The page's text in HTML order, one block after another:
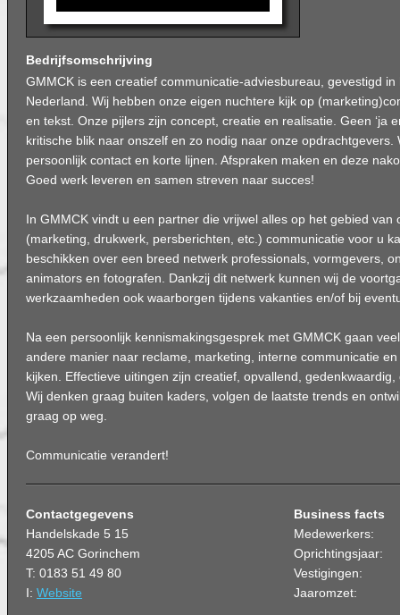
Bedrijfsomschrijving
GMMCK is een creatief communicatie-adviesbureau, gevestigd
Nederland. Wij hebben onze eigen nuchtere kijk op
en tekst. Onze pijlers zijn concept, creatie en realisatie. Geen ‘ja
kritische blik naar onszelf en zo nodig naar onze opdrachtgevers.
persoonlijk contact en korte lijnen. Afspraken maken en deze
Goed werk leveren en samen streven naar succes!
In GMMCK vindt u een partner die vrijwel alles op het gebied van
(marketing, drukwerk, persberichten, etc.) communicatie voor u
beschikken over een breed netwerk professionals, vormgevers,
animators en fotografen. Dankzij dit netwerk kunnen wij de
werkzaamheden ook waarborgen tijdens vakanties en/of bij
Na een persoonlijk kennismakingsgesprek met GMMCK gaan
andere manier naar reclame, marketing, interne communicatie
kijken. Effectieve uitingen zijn creatief, opvallend,
Wij denken graag buiten kaders, volgen de laatste trends en
graag op weg.
Communicatie verandert!
Contactgegevens
Handelskade 5 15
4205 AC Gorinchem
T: 0183 51 49 80
I: Website
Business facts
Medewerkers:
Oprichtingsjaar:
Vestigingen:
Jaaromzet: